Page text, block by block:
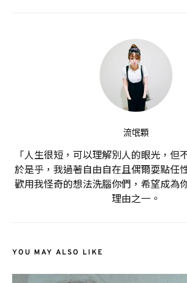
流氓顆
「人生很短，可以理解別人的眼光，但
於是乎，我過著自由自在且偶爾耍點任
歡用我怪奇的想法洗腦你們，希望成為
理由之一。
YOU MAY ALSO LIKE